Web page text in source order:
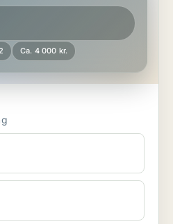
Ca. 4 000 kr.